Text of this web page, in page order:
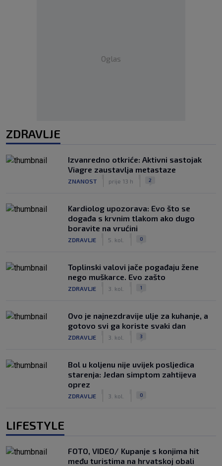
Oglas
ZDRAVLJE
Izvanredno otkriće: Aktivni sastojak
Viagre zaustavlja metastaze
ZNANOST prije 13 h 2
Kardiolog upozorava: Evo što se
događa s krvnim tlakom ako dugo
boravite na vrućini
ZDRAVLJE 5. kol. 0
Toplinski valovi jače pogađaju žene
nego muškarce. Evo zašto
ZDRAVLJE 3. kol. 1
Ovo je najnezdravije ulje za kuhanje, a
gotovo svi ga koriste svaki dan
ZDRAVLJE 3. kol. 3
Bol u koljenu nije uvijek posljedica
starenja: Jedan simptom zahtijeva
oprez
ZDRAVLJE 3. kol. 0
LIFESTYLE
FOTO, VIDEO/ Kupanje s konjima hit
među turistima na hrvatskoj obali